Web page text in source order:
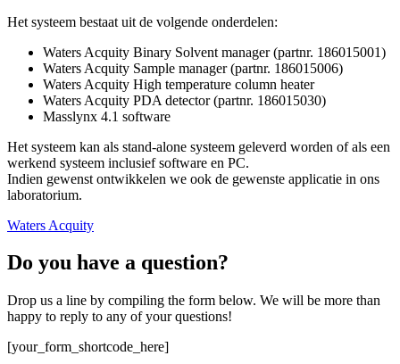
Het systeem bestaat uit de volgende onderdelen:
Waters Acquity Binary Solvent manager (partnr. 186015001)
Waters Acquity Sample manager (partnr. 186015006)
Waters Acquity High temperature column heater
Waters Acquity PDA detector (partnr. 186015030)
Masslynx 4.1 software
Het systeem kan als stand-alone systeem geleverd worden of als een
werkend systeem inclusief software en PC.
Indien gewenst ontwikkelen we ook de gewenste applicatie in ons
laboratorium.
Waters Acquity
Do you have a question?
Drop us a line by compiling the form below. We will be more than
happy to reply to any of your questions!
[your_form_shortcode_here]